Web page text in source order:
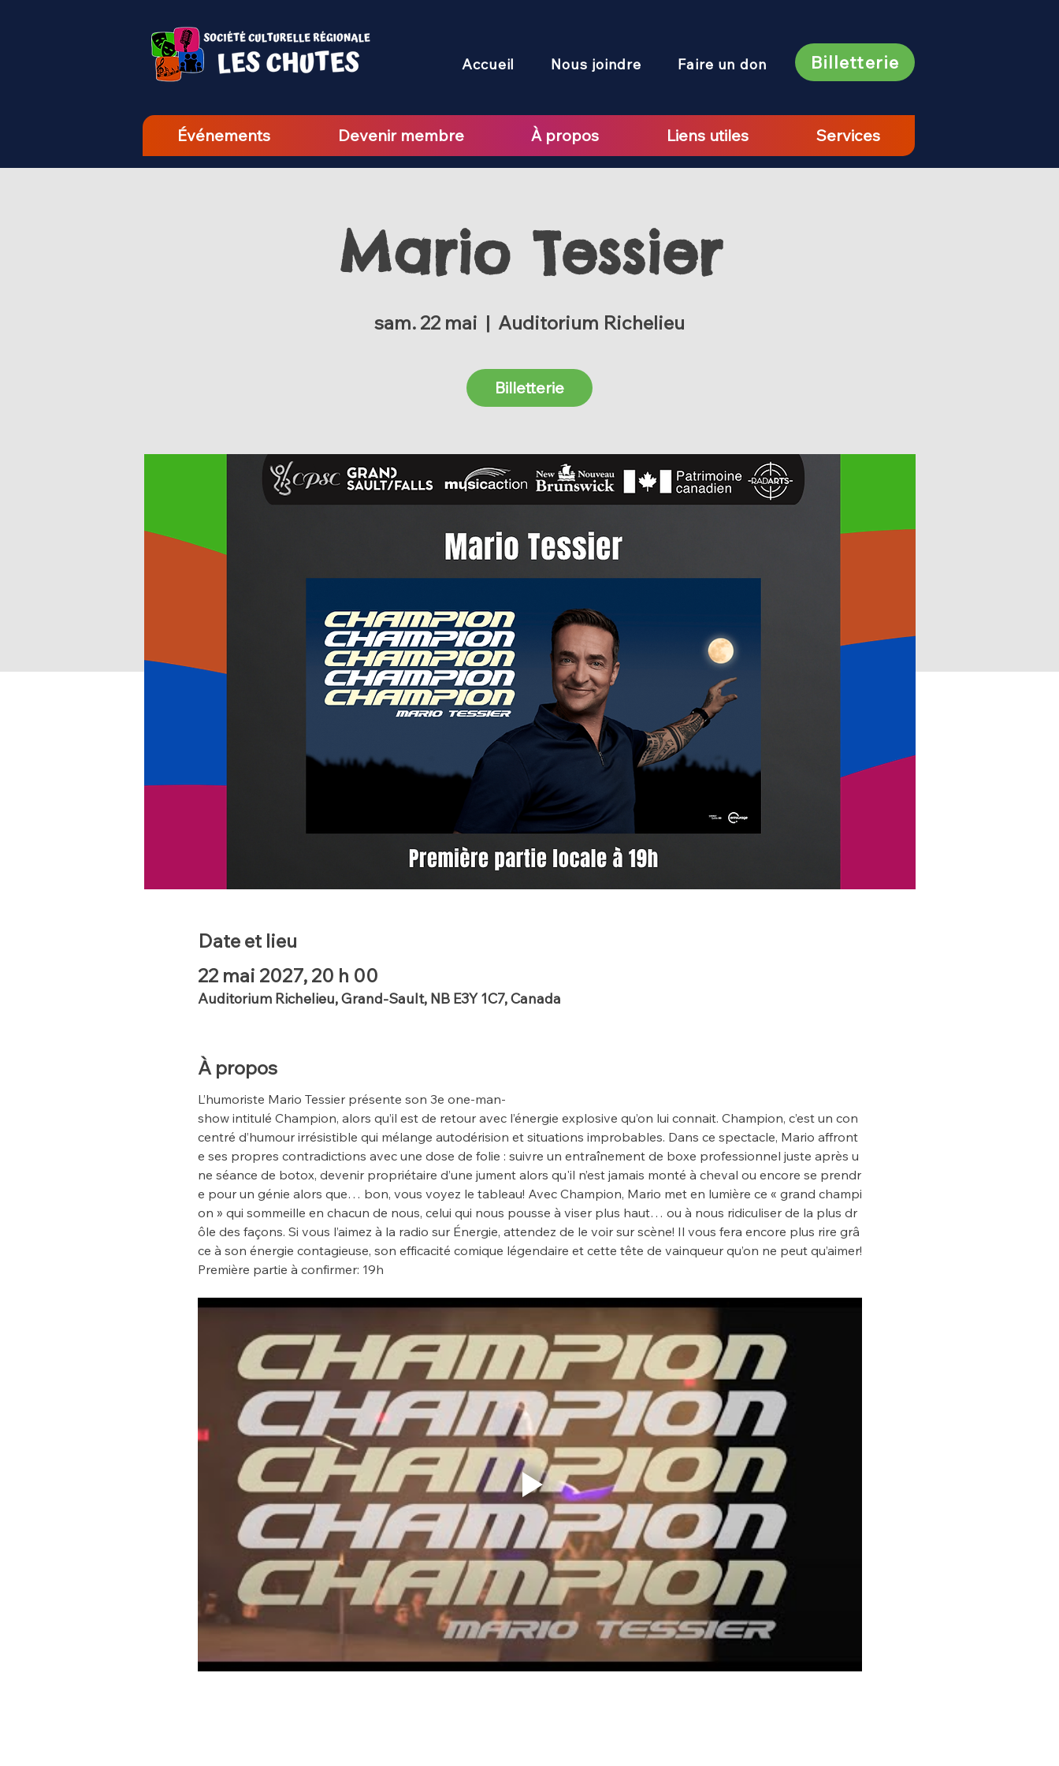
Accueil Nous joindre Faire un don Billetterie
Événements Devenir membre À propos Liens utiles Services
Mario Tessier
sam. 22 mai
  |
Auditorium Richelieu
Billetterie
Date et lieu
22 mai 2027, 20 h 00
Auditorium Richelieu, Grand-Sault, NB E3Y 1C7, Canada
À propos
L’humoriste Mario Tessier présente son 3e one-man-
show intitulé Champion, alors qu’il est de retour avec l’énergie explosive qu’on lui connait. Champion, c’est un con
centré d’humour irrésistible qui mélange autodérision et situations improbables. Dans ce spectacle, Mario affront
e ses propres contradictions avec une dose de folie : suivre un entraînement de boxe professionnel juste après u
ne séance de botox, devenir propriétaire d’une jument alors qu'il n’est jamais monté à cheval ou encore se prendr
e pour un génie alors que… bon, vous voyez le tableau! Avec Champion, Mario met en lumière ce « grand champi
on » qui sommeille en chacun de nous, celui qui nous pousse à viser plus haut… ou à nous ridiculiser de la plus dr
ôle des façons. Si vous l’aimez à la radio sur Énergie, attendez de le voir sur scène! Il vous fera encore plus rire grâ
ce à son énergie contagieuse, son efficacité comique légendaire et cette tête de vainqueur qu’on ne peut qu’aimer!
Première partie à confirmer: 19h